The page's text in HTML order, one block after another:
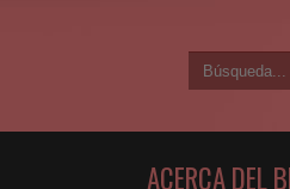
ACERCA DEL